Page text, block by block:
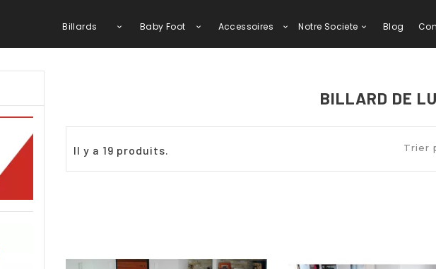
Billards Baby Foot Accessoires Notre Societe Blog
BILLARD DE
Il y a 19 produits. Trier